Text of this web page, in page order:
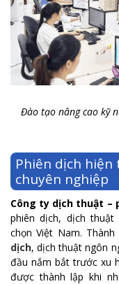
Đào tạo nâng cao kỹ
Phiên dịch
chuyên nghiệp
Công ty dịch thuật –
phiên dịch, dịch
chọn Việt Nam.
dịch, dịch thuật ngôn
đầu nắm bắt trước xu
được thành lập khi